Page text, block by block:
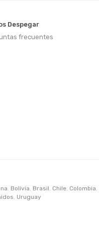
Despegar
frecuentes
, Bolivia, Brasil, Chile, Colombia,
, Uruguay